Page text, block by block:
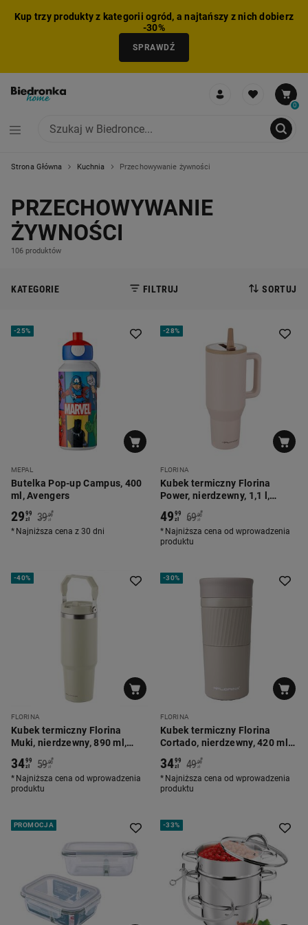
Kup trzy produkty z kategorii ogród, a najtańszy z nich dobierz
-30%
SPRAWDŹ
0
Strona Główna Kuchnia Przechowywanie żywności
PRZECHOWYWANIE
ŻYWNOŚCI
106 produktów
KATEGORIE FILTRUJ SORTUJ
-25%
MEPAL
Butelka Pop-up Campus, 400
ml, Avengers
2999
zł 39 99
zł
*
Najniższa cena z 30 dni
-28%
FLORINA
Kubek termiczny Florina
Power, nierdzewny, 1,1 l,
4999
zł 69 90
zł
*
Najniższa cena od wprowadzenia
produktu
-40%
FLORINA
Kubek termiczny Florina
Muki, nierdzewny, 890 ml,
limonkowy
3499
zł 59 90
zł
*
Najniższa cena od wprowadzenia
produktu
-30%
FLORINA
Kubek termiczny Florina
Cortado, nierdzewny, 420 ml,
ciemnobeżowy
3499
zł 49 99
zł
*
Najniższa cena od wprowadzenia
produktu
PROMOCJA -33%